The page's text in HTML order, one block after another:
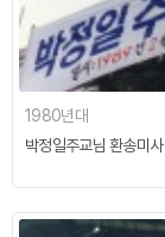
1980년대
박정일주교님 환송미사